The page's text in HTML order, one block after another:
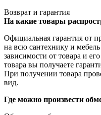
Возврат и гарантия
На какие товары
Официальная гарантия от
на всю сантехнику и мебель
зависимости от товара и
товара вы получаете
При получении товара
вид.
Где можно произвести